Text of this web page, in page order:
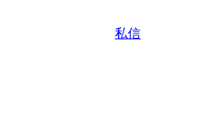
私信